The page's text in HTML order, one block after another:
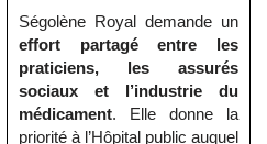
Ségolène Royal demande un
effort partagé entre les
praticiens, les assurés
sociaux et l’industrie du
médicament. Elle donne la
priorité à l’Hôpital public auquel